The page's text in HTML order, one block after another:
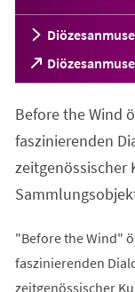
(Öffnet
in
neuen
Tab)
Before the Wind
faszinierenden
zeitgenössischer
"Before the Wind"
faszinierenden
zeitgenössischer